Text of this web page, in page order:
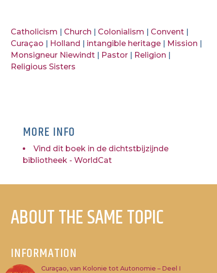
Catholicism | Church | Colonialism | Convent |
Curaçao | Holland | intangible heritage | Mission |
Monsigneur Niewindt | Pastor | Religion |
Religious Sisters
MORE INFO
Vind dit boek in de dichtstbijzijnde
bibliotheek - WorldCat
ABOUT THE SAME TOPIC
INFORMATION
Curaçao, van Kolonie tot Autonomie – Deel I